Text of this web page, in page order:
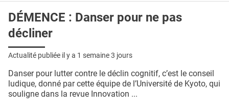
DÉMENCE : Danser pour ne pas
décliner
Actualité publiée il y a 1 semaine 3 jours
Danser pour lutter contre le déclin cognitif, c’est le conseil
ludique, donné par cette équipe de l’Université de Kyoto, qui
souligne dans la revue Innovation ...